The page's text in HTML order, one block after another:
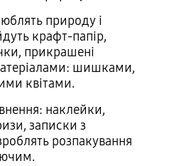
природу і
крафт-папір,
прикрашені
шишками,
квітами.
наклейки,
записки з
розпакування